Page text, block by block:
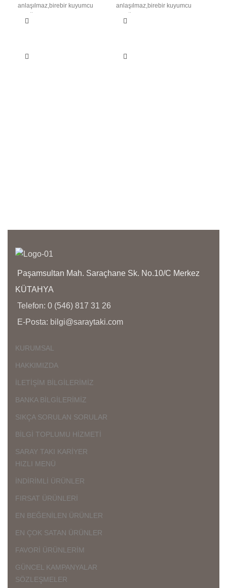
anlaşılmaz,birebir kuyumcu
kaplamadır kararma solma
yanıltma,kargo teslimat süresi
anlaşılmaz,birebir kuyumcu
kaplamadır kararma solma
yanıltma,kargo teslimat süresi
Paşamsultan Mah. Saraçhane Sk. No.10/C Merkez
KÜTAHYA
Telefon: 0 (546) 817 31 26
E-Posta: bilgi@saraytaki.com
KURUMSAL
HAKKIMIZDA
İLETİŞİM BİLGİLERİMİZ
BANKA BİLGİLERİMİZ
SIKÇA SORULAN SORULAR
BİLGİ TOPLUMU HİZMETİ
SARAY TAKI KARİYER
HIZLI MENÜ
İNDİRİMLİ ÜRÜNLER
FIRSAT ÜRÜNLERİ
EN BEĞENİLEN ÜRÜNLER
EN ÇOK SATAN ÜRÜNLER
FAVORİ ÜRÜNLERİM
GÜNCEL KAMPANYALAR
SÖZLEŞMELER